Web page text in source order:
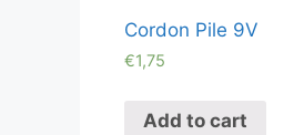
Cordon Pile 9V
€1,75
Add to cart